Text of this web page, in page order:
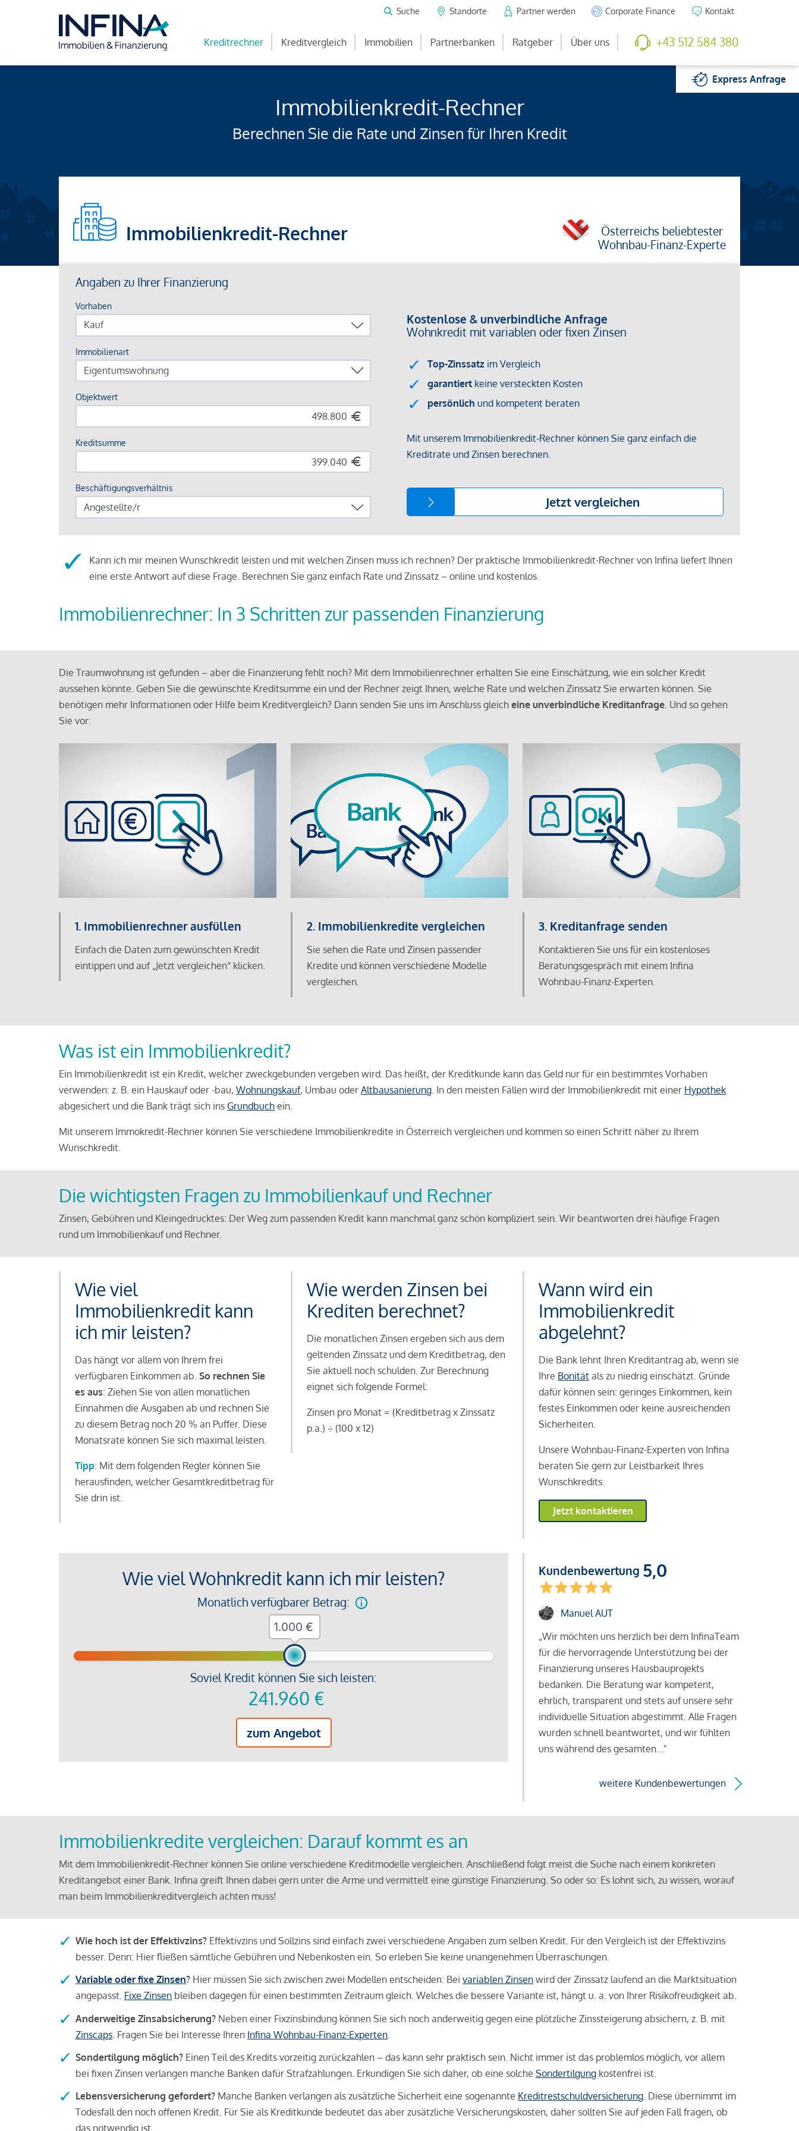
Suche Standorte Partner werden Corporate Finance Kontakt
Kreditrechner Kreditvergleich Immobilien Partnerbanken Ratgeber Über uns +43 512 584 380
ExpressAnfrage
Immobilienkredit-Rechner
Berechnen Sie die Rate und Zinsen für Ihren Kredit
Immobilienkredit-Rechner
Österreichs beliebtester
Wohnbau-Finanz-Experte
Kann ich mir meinen Wunschkredit leisten und mit welchen Zinsen muss ich rechnen? Der praktische Immobilienkredit-Rechner von Infina liefert Ihnen
eine erste Antwort auf diese Frage. Berechnen Sie ganz einfach Rate und Zinssatz – online und kostenlos.
Immobilienrechner: In 3 Schritten zur passenden Finanzierung
Die Traumwohnung ist gefunden – aber die Finanzierung fehlt noch? Mit dem Immobilienrechner erhalten Sie eine Einschätzung, wie ein solcher Kredit
aussehen könnte. Geben Sie die gewünschte Kreditsumme ein und der Rechner zeigt Ihnen, welche Rate und welchen Zinssatz Sie erwarten können. Sie
benötigen mehr Informationen oder Hilfe beim Kreditvergleich? Dann senden Sie uns im Anschluss gleich eine unverbindliche Kreditanfrage. Und so gehen
Sie vor:
1. Immobilienrechner ausfüllen
Einfach die Daten zum gewünschten Kredit
eintippen und auf „Jetzt vergleichen“ klicken.
2. Immobilienkredite vergleichen
Sie sehen die Rate und Zinsen passender
Kredite und können verschiedene Modelle
vergleichen.
3. Kreditanfrage senden
Kontaktieren Sie uns für ein kostenloses
Beratungsgespräch mit einem Infina
Wohnbau-Finanz-Experten.
Was ist ein Immobilienkredit?
Ein Immobilienkredit ist ein Kredit, welcher zweckgebunden vergeben wird. Das heißt, der Kreditkunde kann das Geld nur für ein bestimmtes Vorhaben
verwenden: z. B. ein Hauskauf oder -bau, Wohnungskauf, Umbau oder Altbausanierung. In den meisten Fällen wird der Immobilienkredit mit einer Hypothek
abgesichert und die Bank trägt sich ins Grundbuch ein.
Mit unserem Immokredit-Rechner können Sie verschiedene Immobilienkredite in Österreich vergleichen und kommen so einen Schritt näher zu Ihrem
Wunschkredit.
Die wichtigsten Fragen zu Immobilienkauf und Rechner
Zinsen, Gebühren und Kleingedrucktes: Der Weg zum passenden Kredit kann manchmal ganz schön kompliziert sein. Wir beantworten drei häufige Fragen
rund um Immobilienkauf und Rechner.
Wie viel
Immobilienkredit kann
ich mir leisten?
Das hängt vor allem von Ihrem frei
verfügbaren Einkommen ab. So rechnen Sie
es aus: Ziehen Sie von allen monatlichen
Einnahmen die Ausgaben ab und rechnen Sie
zu diesem Betrag noch 20 % an Puffer. Diese
Monatsrate können Sie sich maximal leisten.
Tipp: Mit dem folgenden Regler können Sie
herausfinden, welcher Gesamtkreditbetrag für
Sie drin ist.
Wie werden Zinsen bei
Krediten berechnet?
Die monatlichen Zinsen ergeben sich aus dem
geltenden Zinssatz und dem Kreditbetrag, den
Sie aktuell noch schulden. Zur Berechnung
eignet sich folgende Formel:
Zinsen pro Monat = (Kreditbetrag x Zinssatz
p.a.) ÷ (100 x 12)
Wann wird ein
Immobilienkredit
abgelehnt?
Die Bank lehnt Ihren Kreditantrag ab, wenn sie
Ihre Bonitätals zu niedrig einschätzt. Gründe
dafür können sein: geringes Einkommen, kein
festes Einkommen oder keine ausreichenden
Sicherheiten.
Unsere Wohnbau-Finanz-Experten von Infina
beraten Sie gern zur Leistbarkeit Ihres
Wunschkredits.
Jetzt kontaktieren
Wie viel Wohnkredit kann ich mir leisten?
Monatlich verfügbarer Betrag:
Soviel Kredit können Sie sich leisten:
241.960 €
zum Angebot
€
Kundenbewertung 5,0
Manuel AUT
„Wir möchten uns herzlich bei dem InfinaTeam
für die hervorragende Unterstützung bei der
Finanzierung unseres Hausbauprojekts
bedanken. Die Beratung war kompetent,
ehrlich, transparent und stets auf unsere sehr
individuelle Situation abgestimmt. Alle Fragen
wurden schnell beantwortet, und wir fühlten
uns während des gesamten..."
weitere Kundenbewertungen
Immobilienkredite vergleichen: Darauf kommt es an
Mit dem Immobilienkredit-Rechner können Sie online verschiedene Kreditmodelle vergleichen. Anschließend folgt meist die Suche nach einem konkreten
Kreditangebot einer Bank. Infina greift Ihnen dabei gern unter die Arme und vermittelt eine günstige Finanzierung. So oder so: Es lohnt sich, zu wissen, worauf
man beim Immobilienkreditvergleich achten muss!
Wie hoch ist der Effektivzins? Effektivzins und Sollzins sind einfach zwei verschiedene Angaben zum selben Kredit. Für den Vergleich ist der Effektivzins
besser. Denn: Hier fließen sämtliche Gebühren und Nebenkosten ein. So erleben Sie keine unangenehmen Überraschungen.
Variable oder fixe Zinsen? Hier müssen Sie sich zwischen zwei Modellen entscheiden: Bei variablen Zinsen wird der Zinssatz laufend an die Marktsituation
angepasst. Fixe Zinsen bleiben dagegen für einen bestimmten Zeitraum gleich. Welches die bessere Variante ist, hängt u. a. von Ihrer Risikofreudigkeit ab.
Anderweitige Zinsabsicherung? Neben einer Fixzinsbindung können Sie sich noch anderweitig gegen eine plötzliche Zinssteigerung absichern, z. B. mit
Zinscaps . Fragen Sie bei Interesse Ihren Infina Wohnbau-Finanz-Experten
Sondertilgung möglich? Einen Teil des Kredits vorzeitig zurückzahlen – das kann sehr praktisch sein. Nicht immer ist das problemlos möglich, vor allem
bei fixen Zinsen verlangen manche Banken dafür Strafzahlungen. Erkundigen Sie sich daher, ob eine solche Sondertilgung kostenfrei ist.
Lebensversicherung gefordert? Manche Banken verlangen als zusätzliche Sicherheit eine sogenannte Kreditrestschuldversicherung . Diese übernimmt im
Todesfall den noch offenen Kredit. Für Sie als Kreditkunde bedeutet das aber zusätzliche Versicherungskosten, daher sollten Sie auf jeden Fall fragen, ob
das notwendig ist.